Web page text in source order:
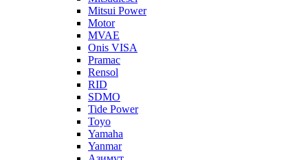
Mitsui Power
Motor
MVAE
Onis VISA
Pramac
Rensol
RID
SDMO
Tide Power
Toyo
Yamaha
Yanmar